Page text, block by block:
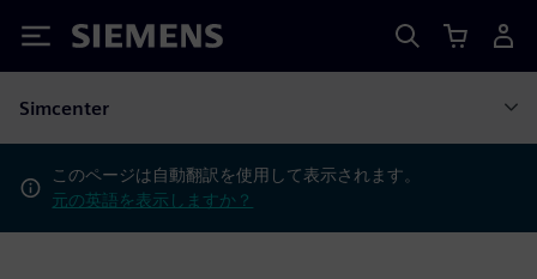
Siemens
Simcenter
このページは自動翻訳を使用して表示されます。
元の英語を表示しますか？